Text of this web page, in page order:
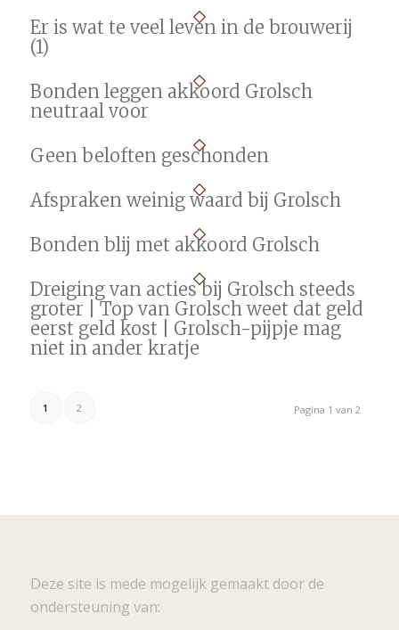
Er is wat te veel leven in de brouwerij
(1)
Bonden leggen akkoord Grolsch
neutraal voor
Geen beloften geschonden
Afspraken weinig waard bij Grolsch
Bonden blij met akkoord Grolsch
Dreiging van acties bij Grolsch steeds
groter | Top van Grolsch weet dat geld
eerst geld kost | Grolsch-pijpje mag
niet in ander kratje
Pagina 1 van 2
1 2
Deze site is mede mogelijk gemaakt door de
ondersteuning van: